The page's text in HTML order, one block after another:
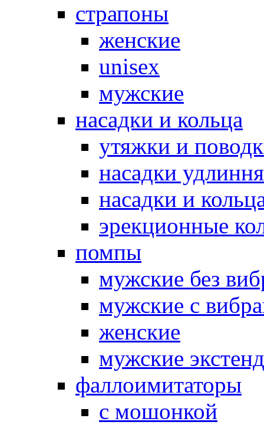
страпоны
женские
unisex
мужские
насадки и кольца
утяжки и
насадки
насадки и
эрекционные
помпы
мужские без
мужские с
женские
мужские
фаллоимитаторы
с мошонкой